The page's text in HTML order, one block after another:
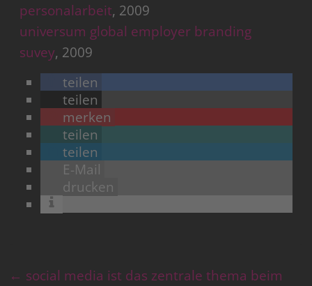
personalarbeit, 2009
universum global employer branding
suvey, 2009
teilen
teilen
merken
teilen
teilen
E-Mail
drucken
← social media ist das zentrale thema beim